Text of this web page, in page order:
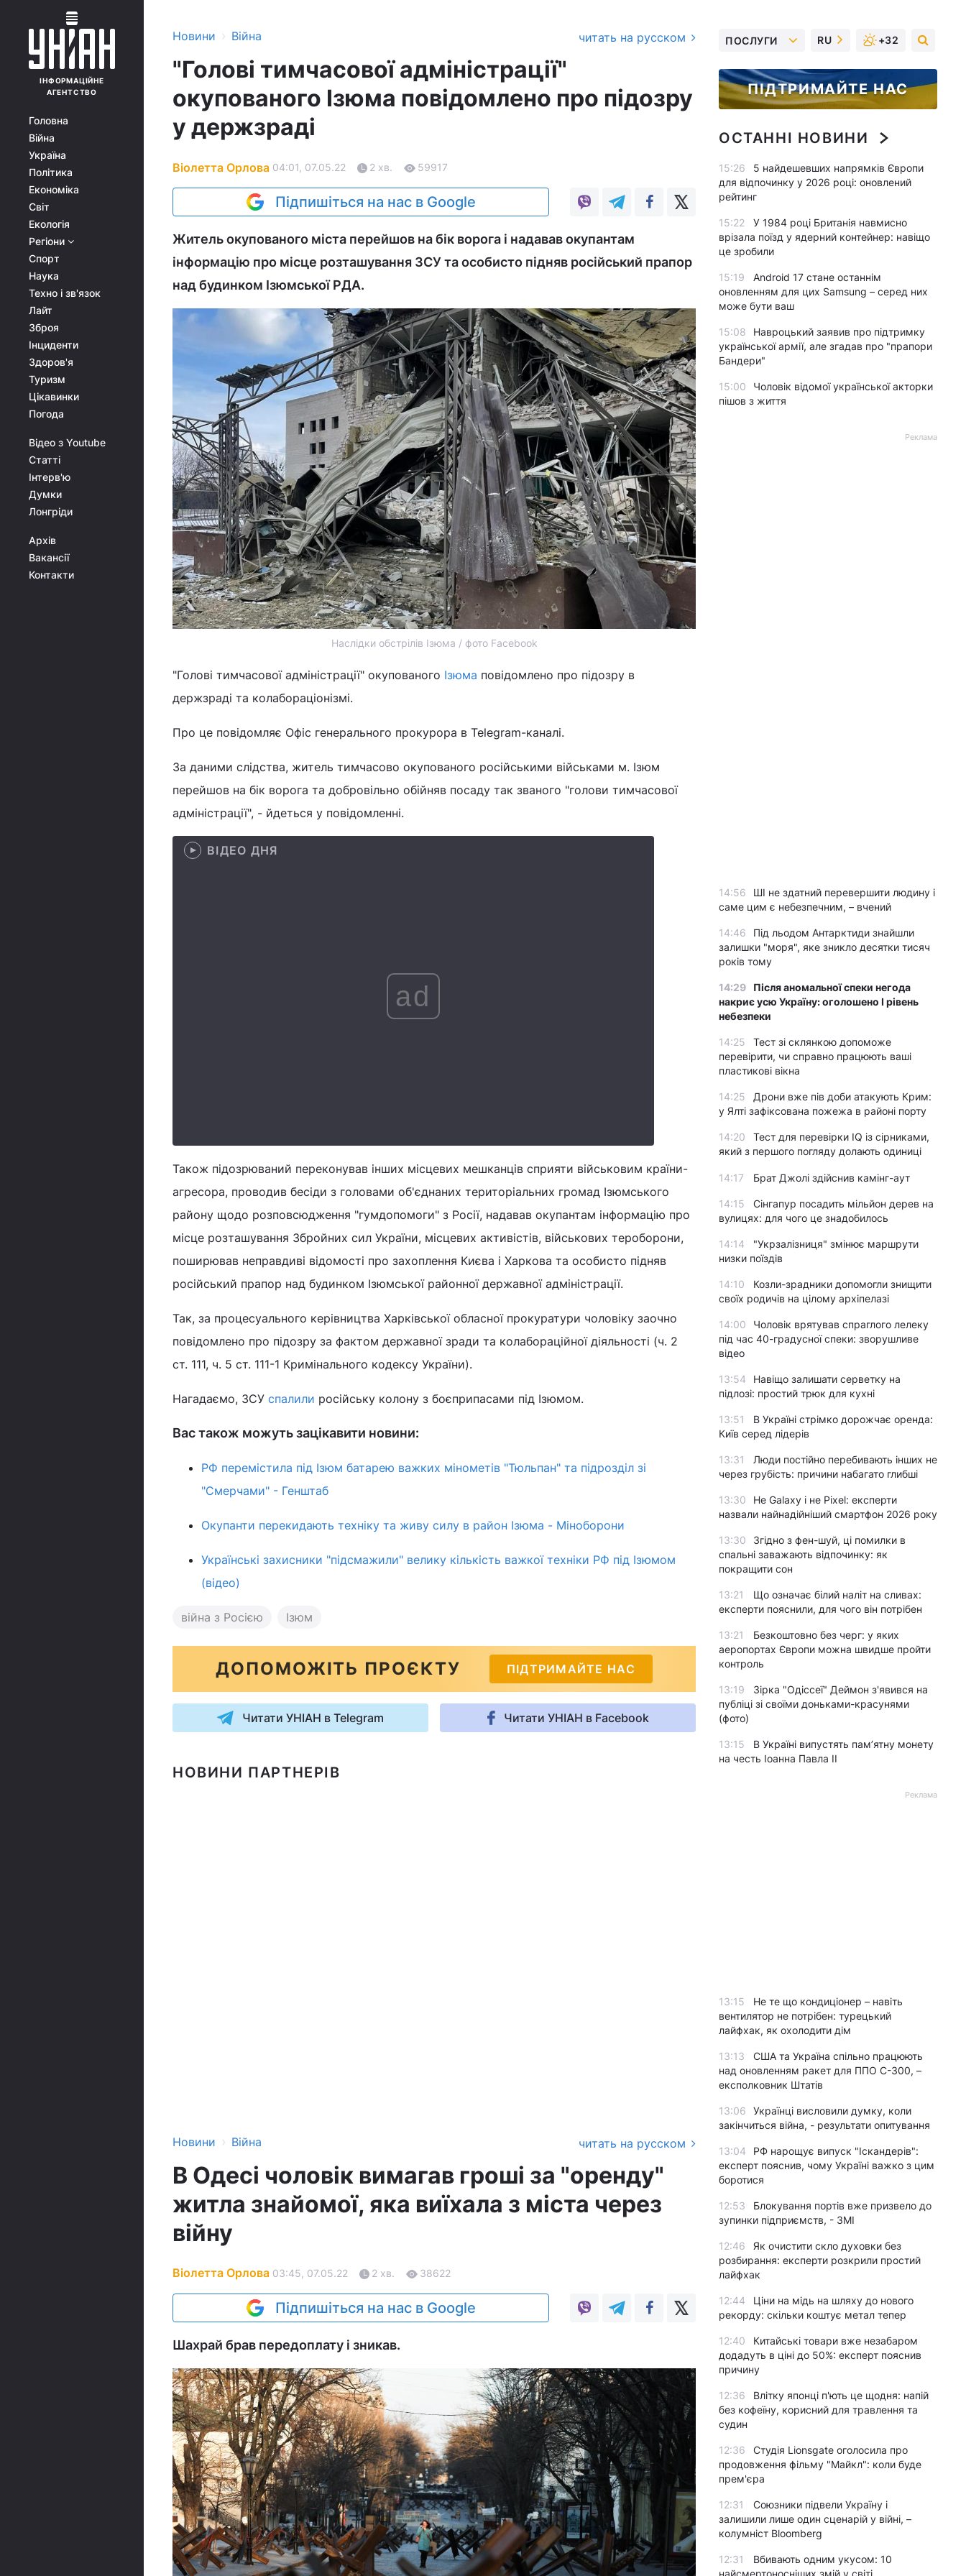
ІНФОРМАЦІЙНЕ
АГЕНТСТВО
Головна
Війна
Україна
Політика
Економіка
Світ
Екологія
Регіони
Спорт
Наука
Техно і зв'язок
Лайт
Зброя
Інциденти
Здоров'я
Туризм
Цікавинки
Погода
Відео з Youtube
Статті
Інтерв'ю
Думки
Лонгріди
Архів
Вакансії
Контакти
Новини › Війна читать на русском
"Голові тимчасової адміністрації"
окупованого Ізюма повідомлено про підозру
у держзраді
Віолетта Орлова 04:01, 07.05.22 2 хв. 59917
Підпишіться на нас в Google
Житель окупованого міста перейшов на бік ворога і надавав окупантам
інформацію про місце розташування ЗСУ та особисто підняв російський прапор
над будинком Ізюмської РДА.
Наслідки обстрілів Ізюма / фото Facebook
"Голові тимчасової адміністрації" окупованого Ізюма повідомлено про підозру в
держзраді та колабораціонізмі.
Про це повідомляє Офіс генерального прокурора в Telegram-каналі.
За даними слідства, житель тимчасово окупованого російськими військами м. Ізюм
перейшов на бік ворога та добровільно обійняв посаду так званого "голови тимчасової
адміністрації", - йдеться у повідомленні.
ВІДЕО ДНЯ
ad
Також підозрюваний переконував інших місцевих мешканців сприяти військовим країни-
агресора, проводив бесіди з головами об'єднаних територіальних громад Ізюмського
району щодо розповсюдження "гумдопомоги" з Росії, надавав окупантам інформацію про
місце розташування Збройних сил України, місцевих активістів, військових тероборони,
поширював неправдиві відомості про захоплення Києва і Харкова та особисто підняв
російський прапор над будинком Ізюмської районної державної адміністрації.
Так, за процесуального керівництва Харківської обласної прокуратури чоловіку заочно
повідомлено про підозру за фактом державної зради та колабораційної діяльності (ч. 2
ст. 111, ч. 5 ст. 111-1 Кримінального кодексу України).
Нагадаємо, ЗСУ спалили російську колону з боєприпасами під Ізюмом.
Вас також можуть зацікавити новини:
РФ перемістила під Ізюм батарею важких мінометів "Тюльпан" та підрозділ зі
"Смерчами" - Генштаб
Окупанти перекидають техніку та живу силу в район Ізюма - Міноборони
Українські захисники "підсмажили" велику кількість важкої техніки РФ під Ізюмом
(відео)
війна з Росією Ізюм
ДОПОМОЖІТЬ ПРОЄКТУ ПІДТРИМАЙТЕ НАС
Читати УНІАН в Telegram Читати УНІАН в Facebook
НОВИНИ ПАРТНЕРІВ
Новини › Війна читать на русском
В Одесі чоловік вимагав гроші за "оренду"
житла знайомої, яка виїхала з міста через
війну
Віолетта Орлова 03:45, 07.05.22 2 хв. 38622
Підпишіться на нас в Google
Шахрай брав передоплату і зникав.
ПОСЛУГИ RU +32
ПІДТРИМАЙТЕ НАС
ОСТАННІ НОВИНИ
15:26
5 найдешевших напрямків Європи
для відпочинку у 2026 році: оновлений
рейтинг
15:22
У 1984 році Британія навмисно
врізала поїзд у ядерний контейнер: навіщо
це зробили
15:19
Android 17 стане останнім
оновленням для цих Samsung – серед них
може бути ваш
15:08
Навроцький заявив про підтримку
української армії, але згадав про "прапори
Бандери"
15:00
Чоловік відомої української акторки
пішов з життя
Реклама
14:56
ШІ не здатний перевершити людину і
саме цим є небезпечним, – вчений
14:46
Під льодом Антарктиди знайшли
залишки "моря", яке зникло десятки тисяч
років тому
14:29
Після аномальної спеки негода
накриє усю Україну: оголошено І рівень
небезпеки
14:25
Тест зі склянкою допоможе
перевірити, чи справно працюють ваші
пластикові вікна
14:25
Дрони вже пів доби атакують Крим:
у Ялті зафіксована пожежа в районі порту
14:20
Тест для перевірки IQ із сірниками,
який з першого погляду долають одиниці
14:17 Брат Джолі здійснив камінг-аут
14:15
Сінгапур посадить мільйон дерев на
вулицях: для чого це знадобилось
14:14
"Укрзалізниця" змінює маршрути
низки поїздів
14:10
Козли-зрадники допомогли знищити
своїх родичів на цілому архіпелазі
14:00
Чоловік врятував спраглого лелеку
під час 40-градусної спеки: зворушливе
відео
13:54
Навіщо залишати серветку на
підлозі: простий трюк для кухні
13:51
В Україні стрімко дорожчає оренда:
Київ серед лідерів
13:31
Люди постійно перебивають інших не
через грубість: причини набагато глибші
13:30
Не Galaxy і не Pixel: експерти
назвали найнадійніший смартфон 2026 року
13:30
Згідно з фен-шуй, ці помилки в
спальні заважають відпочинку: як
покращити сон
13:21
Що означає білий наліт на сливах:
експерти пояснили, для чого він потрібен
13:21
Безкоштовно без черг: у яких
аеропортах Європи можна швидше пройти
контроль
13:19
Зірка "Одіссеї" Деймон з'явився на
публіці зі своїми доньками-красунями
(фото)
13:15
В Україні випустять пам’ятну монету
на честь Іоанна Павла II
Реклама
13:15
Не те що кондиціонер – навіть
вентилятор не потрібен: турецький
лайфхак, як охолодити дім
13:13
США та Україна спільно працюють
над оновленням ракет для ППО С-300, –
експолковник Штатів
13:06
Українці висловили думку, коли
закінчиться війна, - результати опитування
13:04
РФ нарощує випуск "Іскандерів":
експерт пояснив, чому Україні важко з цим
боротися
12:53
Блокування портів вже призвело до
зупинки підприємств, - ЗМІ
12:46
Як очистити скло духовки без
розбирання: експерти розкрили простий
лайфхак
12:44
Ціни на мідь на шляху до нового
рекорду: скільки коштує метал тепер
12:40
Китайські товари вже незабаром
додадуть в ціні до 50%: експерт пояснив
причину
12:36
Влітку японці п'ють це щодня: напій
без кофеїну, корисний для травлення та
судин
12:36
Студія Lionsgate оголосила про
продовження фільму "Майкл": коли буде
прем'єра
12:31
Союзники підвели Україну і
залишили лише один сценарій у війні, –
колумніст Bloomberg
12:31
Вбивають одним укусом: 10
найсмертоносніших змій у світі